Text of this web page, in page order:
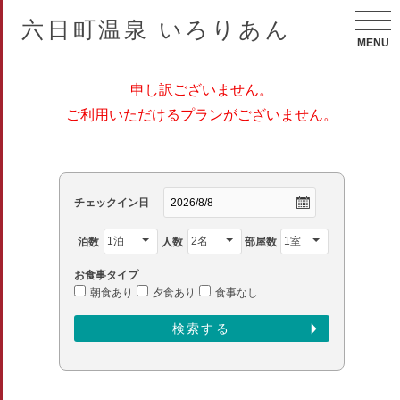
六日町温泉 いろりあん
MENU
申し訳ございません。
ご利用いただけるプランがございません。
チェックイン日
泊数 人数 部屋数
お食事タイプ
朝食あり
夕食あり 食事なし